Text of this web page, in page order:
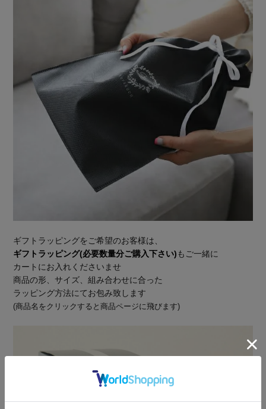
ギフトラッピングをご希望のお客様は、
ギフトラッピング(必要数量分ご購入下さい)もご一緒に
カートにお入れくださいませ
商品の形、サイズ、組み合わせに合った
ラッピング方法にてお包み致します
(商品名をクリックすると商品ページに飛びます)